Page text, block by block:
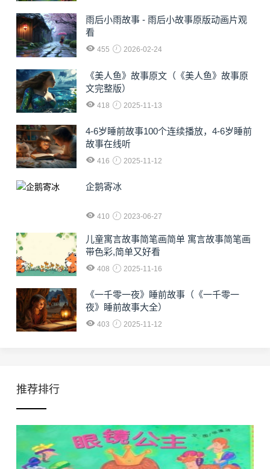
雨后小雨故事 - 雨后小故事原版动画片观
看
455 2026-02-24
《美人鱼》故事原文（《美人鱼》故事原
文完整版）
418 2025-11-13
4-6岁睡前故事100个连续播放，4-6岁睡前
故事在线听
416 2025-11-12
企鹅寄冰
410 2023-06-27
儿童寓言故事简笔画简单 寓言故事简笔画
带色彩,简单又好看
408 2025-11-16
《一千零一夜》睡前故事（《一千零一
夜》睡前故事大全）
403 2025-11-12
推荐排行